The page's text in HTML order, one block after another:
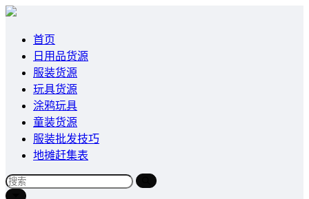
首页
日用品货源
服装货源
玩具货源
涂鸦玩具
童装货源
服装批发技巧
地摊赶集表